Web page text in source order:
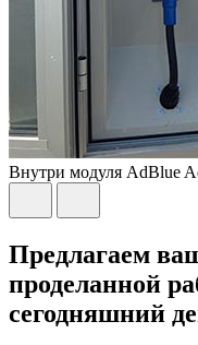
Внутри модуля AdBlue
Предлагаем
проделанной
сегодняшний